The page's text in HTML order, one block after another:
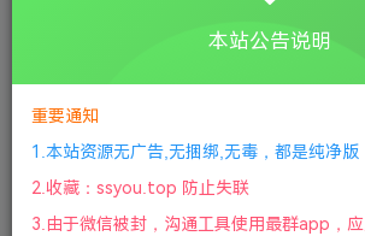
①下载安装教程 ②下载安装视频
版本：v1.0.0|容量2.4GB|官方简体中文|支
柄|2024年06月03号更新
本站公告说明
重要通知
1.本站资源无广告,无捆绑,无毒，都是纯净版
2.收藏：ssyou.top 防止失联
3.由于微信被封，沟通工具使用最群app，